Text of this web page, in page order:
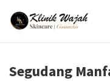
Segudang